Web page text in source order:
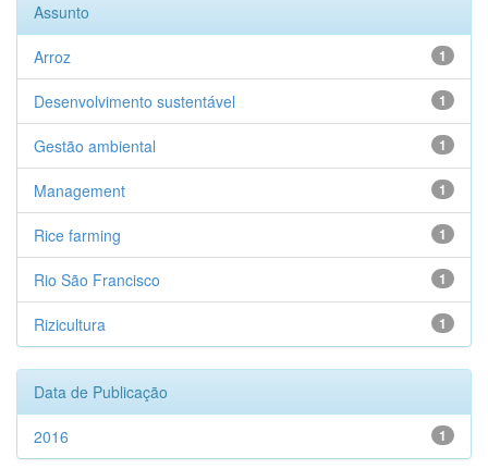
Assunto
1
Arroz
1
Desenvolvimento sustentável
1
Gestão ambiental
1
Management
1
Rice farming
1
Rio São Francisco
1
Rizicultura
Data de Publicação
1
2016